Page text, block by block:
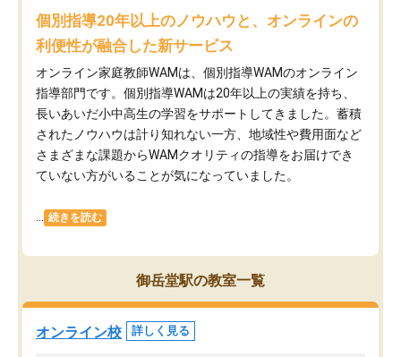
個別指導20年以上のノウハウと、オンラインの
利便性が融合した新サービス
オンライン家庭教師WAMは、個別指導WAMのオンライン
指導部門です。個別指導WAMは20年以上の実績を持ち、
長いあいだ小中高生の学習をサポートしてきました。蓄積
されたノウハウは計り知れない一方、地域性や費用面など
さまざまな課題からWAMクオリティの指導をお届けでき
ていない方がいることが気になっていました。
続きを読む
御岳堂駅の教室一覧
オンライン校 詳しく見る